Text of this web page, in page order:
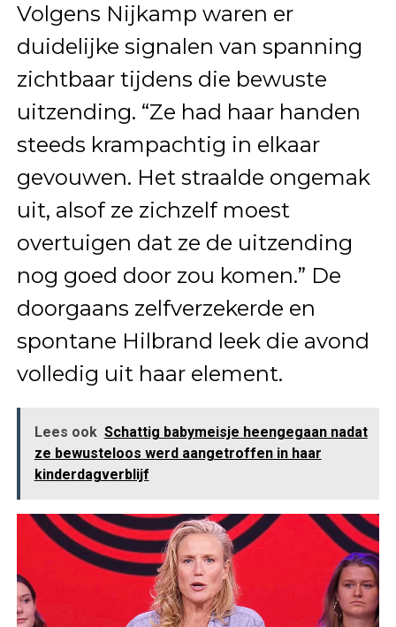
Volgens Nijkamp waren er
duidelijke signalen van spanning
zichtbaar tijdens die bewuste
uitzending. “Ze had haar handen
steeds krampachtig in elkaar
gevouwen. Het straalde ongemak
uit, alsof ze zichzelf moest
overtuigen dat ze de uitzending
nog goed door zou komen.” De
doorgaans zelfverzekerde en
spontane Hilbrand leek die avond
volledig uit haar element.
Lees ook Schattig babymeisje heengegaan nadat
ze bewusteloos werd aangetroffen in haar
kinderdagverblijf